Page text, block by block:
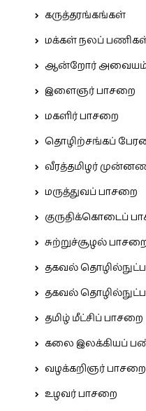
கருத்தரங்கங்கள்
மக்கள் நலப்
ஆன்றோர்
இளைஞர் பாசறை
மகளிர் பாசறை
தொழிற்சங்கப்
வீரத்தமிழர்
மருத்துவப் பாசறை
குருதிக்கொடைப்
சுற்றுச்சூழல்
தகவல்
தகவல்
தமிழ் மீட்சிப் பாசறை
கலை இலக்கியப்
வழக்கறிஞர் பாசறை
உழவர் பாசறை